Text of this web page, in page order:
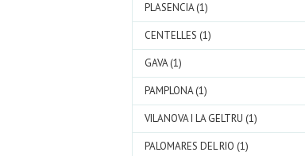
PLASENCIA (1)
CENTELLES (1)
GAVA (1)
PAMPLONA (1)
VILANOVA I LA GELTRU (1)
PALOMARES DEL RIO (1)